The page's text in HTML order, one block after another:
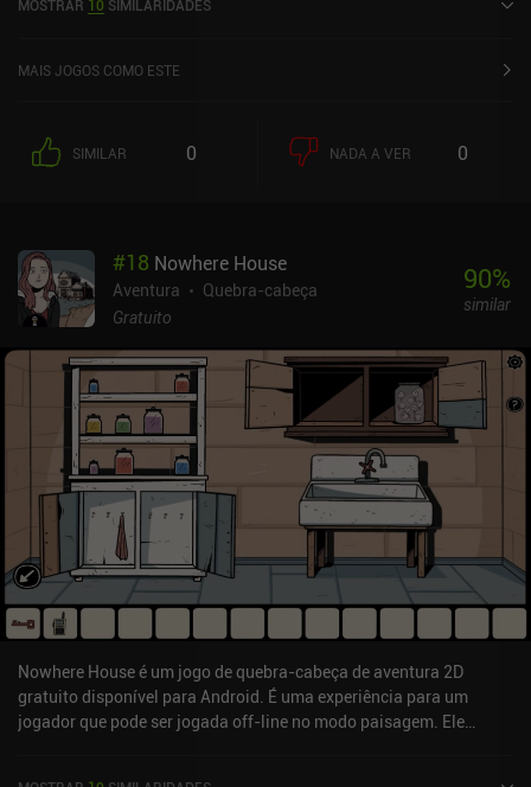
MOSTRAR 10 SIMILARIDADES
MAIS JOGOS COMO ESTE
SIMILAR 0 NADA A VER 0
#18 Nowhere House
Aventura
Quebra-cabeça
Gratuito
90%
similar
Nowhere House é um jogo de quebra-cabeça de aventura 2D
gratuito disponível para Android. É uma experiência para um
jogador que pode ser jogada off-line no modo paisagem. Ele